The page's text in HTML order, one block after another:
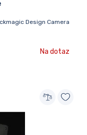
Design Camera
Na dotaz